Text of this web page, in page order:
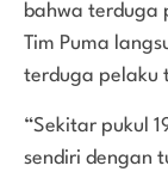
bahwa terduga
Tim Puma
terduga pelaku
“Sekitar pukul
sendiri dengan